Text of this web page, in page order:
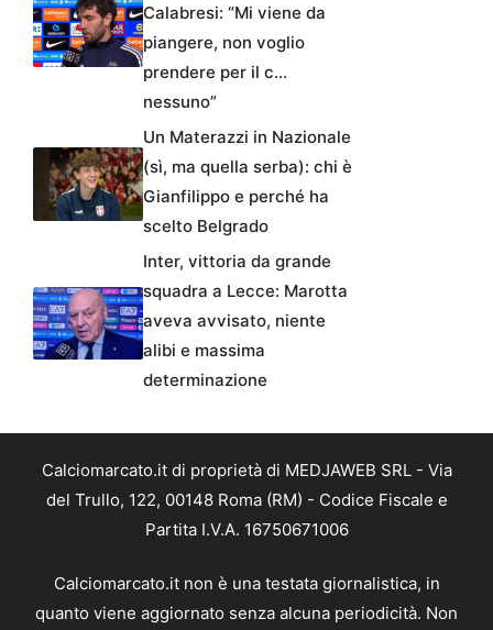
Calabresi: “Mi viene da
piangere, non voglio
prendere per il c…
nessuno”
Un Materazzi in Nazionale
(sì, ma quella serba): chi è
Gianfilippo e perché ha
scelto Belgrado
Inter, vittoria da grande
squadra a Lecce: Marotta
aveva avvisato, niente
alibi e massima
determinazione
Calciomarcato.it di proprietà di MEDJAWEB SRL - Via
del Trullo, 122, 00148 Roma (RM) - Codice Fiscale e
Partita I.V.A. 16750671006
Calciomarcato.it non è una testata giornalistica, in
quanto viene aggiornato senza alcuna periodicità. Non